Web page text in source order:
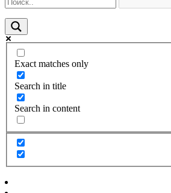
Exact matches only
Search in title
Search in content